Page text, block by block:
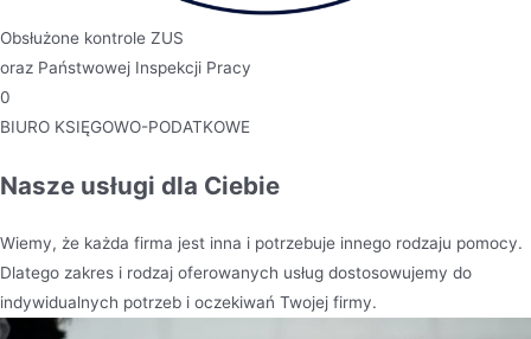
Obsłużone kontrole ZUS
oraz Państwowej Inspekcji Pracy
0
BIURO KSIĘGOWO-PODATKOWE
Nasze usługi dla Ciebie
Wiemy, że każda firma jest inna i potrzebuje innego rodzaju pomocy.
Dlatego zakres i rodzaj oferowanych usług dostosowujemy do
indywidualnych potrzeb i oczekiwań Twojej firmy.